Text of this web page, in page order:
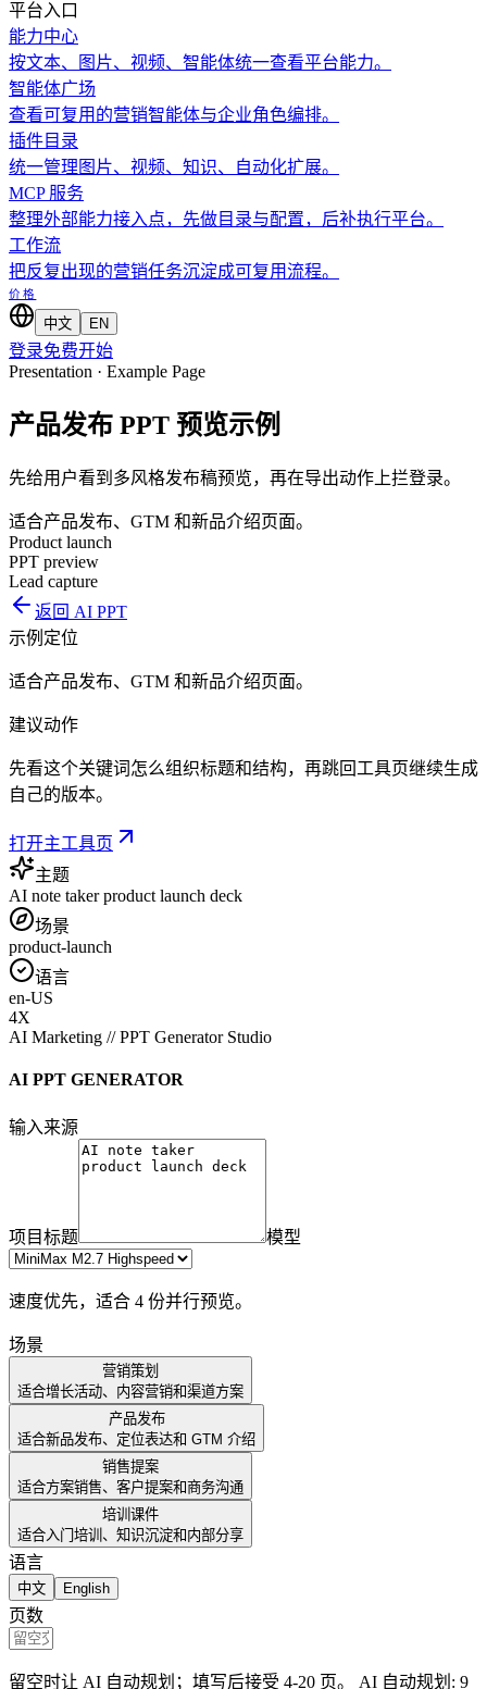
平台入口
能力中心
按文本、图片、视频、智能体统一查看平台能力。
智能体广场
查看可复用的营销智能体与企业角色编排。
插件目录
统一管理图片、视频、知识、自动化扩展。
MCP 服务
整理外部能力接入点，先做目录与配置，后补执行平台。
工作流
把反复出现的营销任务沉淀成可复用流程。
价格
中文 EN
登录免费开始
Presentation · Example Page
产品发布 PPT 预览示例
先给用户看到多风格发布稿预览，再在导出动作上拦登录。
适合产品发布、GTM 和新品介绍页面。
Product launch
PPT preview
Lead capture
返回 AI PPT
示例定位
适合产品发布、GTM 和新品介绍页面。
建议动作
先看这个关键词怎么组织标题和结构，再跳回工具页继续生成
自己的版本。
打开主工具页
主题
AI note taker product launch deck
场景
product-launch
语言
en-US
4X
AI Marketing // PPT Generator Studio
AI PPT GENERATOR
输入来源
项目标题 模型
速度优先，适合 4 份并行预览。
场景
营销策划
适合增长活动、内容营销和渠道方案
产品发布
适合新品发布、定位表达和 GTM 介绍
销售提案
适合方案销售、客户提案和商务沟通
培训课件
适合入门培训、知识沉淀和内部分享
语言
中文 English
页数
留空时让 AI 自动规划；填写后接受 4-20 页。 AI 自动规划 : 9